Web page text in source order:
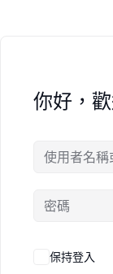
你好，
保持登入